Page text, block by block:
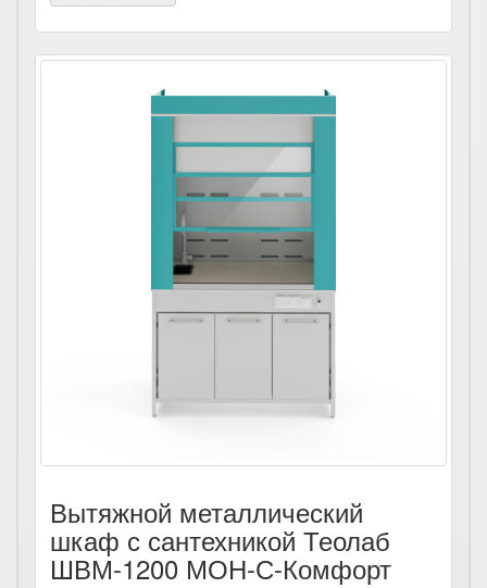
Вытяжной металлический
шкаф с сантехникой Теолаб
ШВМ-1200 МОН-С-Комфорт